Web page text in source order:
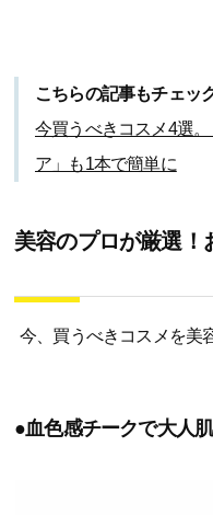
こちらの記事もチェッ
今買うべきコスメ4選
ア」も1本で簡単に
美容のプロが厳選！
今、買うべきコスメを美
●血色感チークで大人